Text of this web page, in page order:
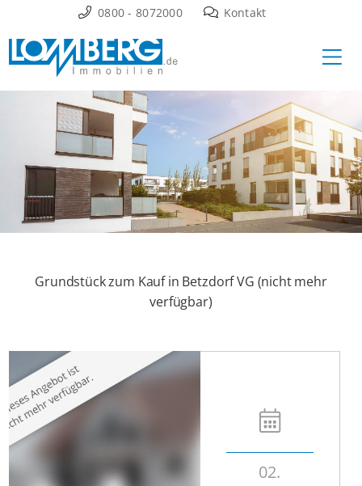
Inhalt
springen
0800 - 8072000 Kontakt
Grundstück zum Kauf in Betzdorf VG (nicht mehr
verfügbar)
02.